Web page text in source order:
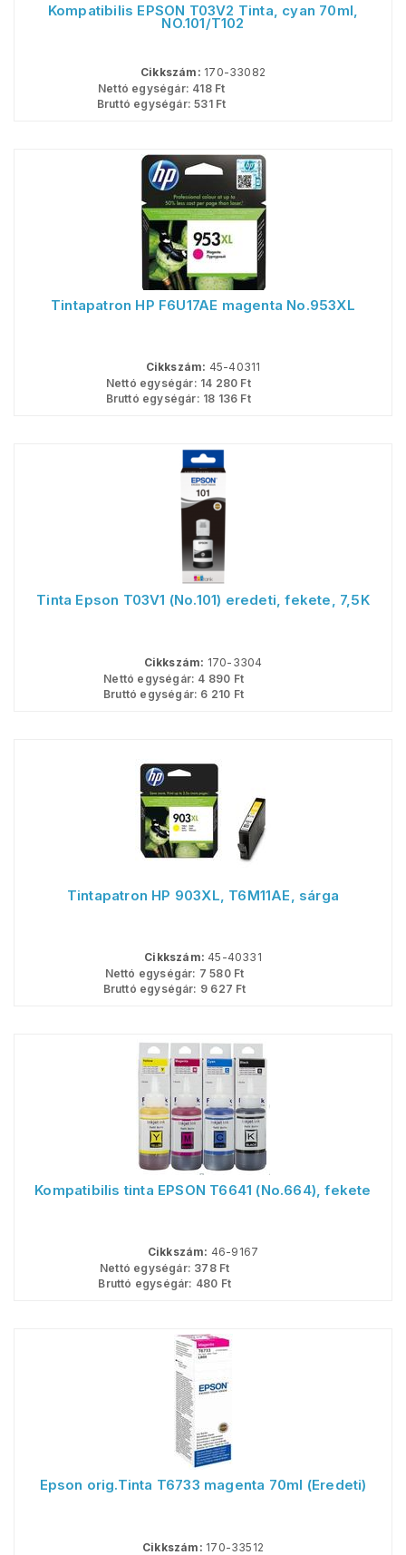
Kompatibilis EPSON T03V2 Tinta, cyan 70ml,
NO.101/T102
Cikkszám: 170-33082
Nettó egységár: 418Ft
Bruttó egységár: 531Ft
Tintapatron HP F6U17AE magenta No.953XL
Cikkszám: 45-40311
Nettó egységár: 14 280 Ft
Bruttó egységár: 18 136 Ft
Tinta Epson T03V1 (No.101) eredeti, fekete, 7,5K
Cikkszám: 170-3304
Nettó egységár: 4 890 Ft
Bruttó egységár: 6 210 Ft
Tintapatron HP 903XL, T6M11AE, sárga
Cikkszám: 45-40331
Nettó egységár: 7 580Ft
Bruttó egységár: 9 627 Ft
Kompatibilis tinta EPSON T6641 (No.664), fekete
Cikkszám: 46-9167
Nettó egységár: 378Ft
Bruttó egységár: 480 Ft
Epson orig.Tinta T6733 magenta 70ml (Eredeti)
Cikkszám: 170-33512